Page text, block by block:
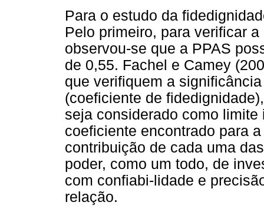
Para o estudo da
Pelo primeiro, para verificar
observou-se que a PPAS
de 0,55. Fachel e Camey
que verifiquem a
(coeficiente de
seja considerado como
coeficiente encontrado para
contribuição de cada uma
poder, como um todo, de
com confiabi-lidade e
relação.